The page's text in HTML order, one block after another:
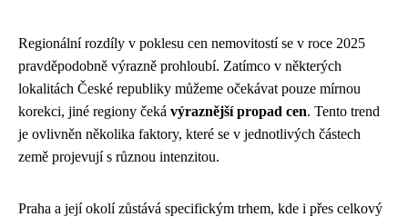
Regionální rozdíly v poklesu cen nemovitostí se v roce 2025
pravděpodobně výrazně prohloubí. Zatímco v některých
lokalitách České republiky můžeme očekávat pouze mírnou
korekci, jiné regiony čeká výraznější propad cen. Tento trend
je ovlivněn několika faktory, které se v jednotlivých částech
země projevují s různou intenzitou.
Praha a její okolí zůstává specifickým trhem, kde i přes celkový